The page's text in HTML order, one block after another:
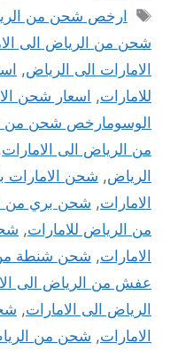
الوسوم
ارخص شحن من
شحن من الرياض الى
الامارات الى الرياض,
للامارات, اسعار شحن
الوسومارخص شحن من
من الرياض الى الامارات
الرياض, شحن الامارات
الامارات, شحن بري من
من الرياض للامارات,
الامارات, شحن شنطة من
عفش من الرياض الى
الرياض الى الامارات,
الامارات, شحن من